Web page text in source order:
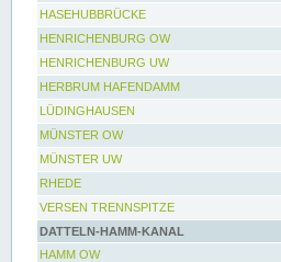
HASEHUBBRÜCKE
HENRICHENBURG OW
HENRICHENBURG UW
HERBRUM HAFENDAMM
LÜDINGHAUSEN
MÜNSTER OW
MÜNSTER UW
RHEDE
VERSEN TRENNSPITZE
DATTELN-HAMM-KANAL
HAMM OW